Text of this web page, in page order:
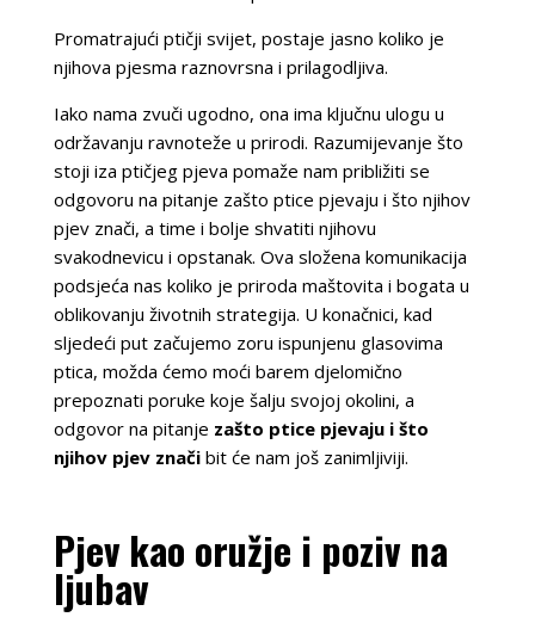
Promatrajući ptičji svijet, postaje jasno koliko je
njihova pjesma raznovrsna i prilagodljiva.
Iako nama zvuči ugodno, ona ima ključnu ulogu u
održavanju ravnoteže u prirodi. Razumijevanje što
stoji iza ptičjeg pjeva pomaže nam približiti se
odgovoru na pitanje zašto ptice pjevaju i što njihov
pjev znači, a time i bolje shvatiti njihovu
svakodnevicu i opstanak. Ova složena komunikacija
podsjeća nas koliko je priroda maštovita i bogata u
oblikovanju životnih strategija. U konačnici, kad
sljedeći put začujemo zoru ispunjenu glasovima
ptica, možda ćemo moći barem djelomično
prepoznati poruke koje šalju svojoj okolini, a
odgovor na pitanje zašto ptice pjevaju i što
njihov pjev značibit će nam još zanimljiviji.
Pjev kao oružje i poziv na
ljubav